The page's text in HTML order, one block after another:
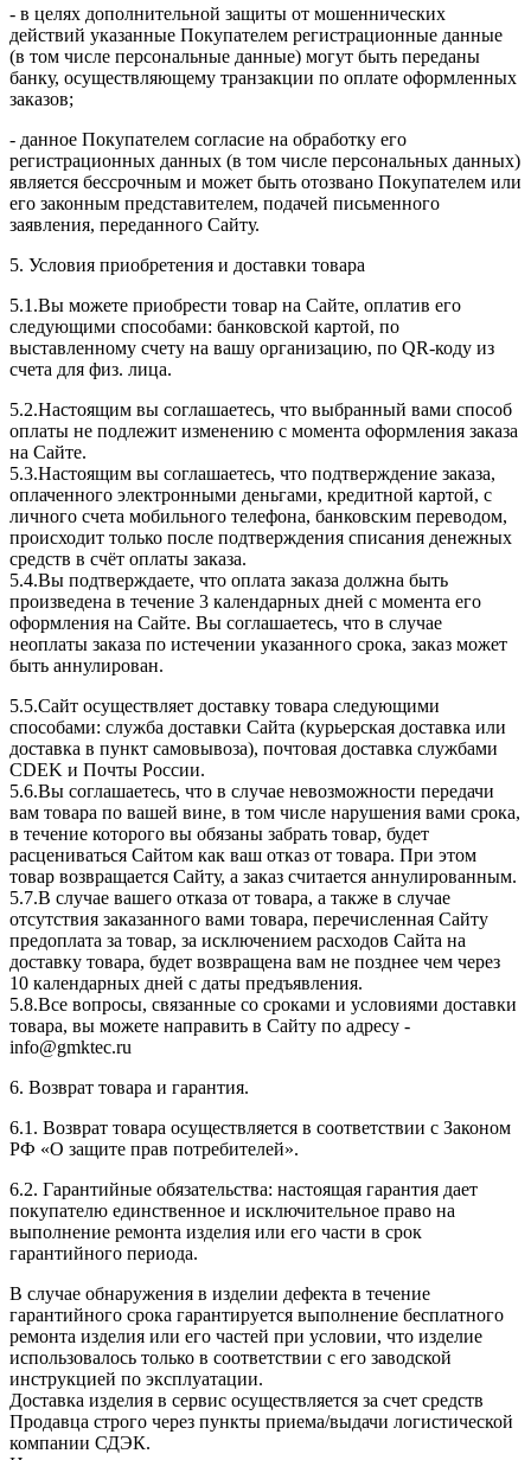
- в целях дополнительной защиты от мошеннических
действий указанные Покупателем регистрационные данные
(в том числе персональные данные) могут быть переданы
банку, осуществляющему транзакции по оплате оформленных
заказов;
- данное Покупателем согласие на обработку его
регистрационных данных (в том числе персональных данных)
является бессрочным и может быть отозвано Покупателем или
его законным представителем, подачей письменного
заявления, переданного Сайту.
5. Условия приобретения и доставки товара
5.1.Вы можете приобрести товар на Сайте, оплатив его
следующими способами: банковской картой, по
выставленному счету на вашу организацию, по QR-коду из
счета для физ. лица.
5.2.Настоящим вы соглашаетесь, что выбранный вами способ
оплаты не подлежит изменению с момента оформления заказа
на Сайте.
5.3.Настоящим вы соглашаетесь, что подтверждение заказа,
оплаченного электронными деньгами, кредитной картой, с
личного счета мобильного телефона, банковским переводом,
происходит только после подтверждения списания денежных
средств в счёт оплаты заказа.
5.4.Вы подтверждаете, что оплата заказа должна быть
произведена в течение 3 календарных дней с момента его
оформления на Сайте. Вы соглашаетесь, что в случае
неоплаты заказа по истечении указанного срока, заказ может
быть аннулирован.
5.5.Сайт осуществляет доставку товара следующими
способами: служба доставки Сайта (курьерская доставка или
доставка в пункт самовывоза), почтовая доставка службами
CDEK и Почты России.
5.6.Вы соглашаетесь, что в случае невозможности передачи
вам товара по вашей вине, в том числе нарушения вами срока,
в течение которого вы обязаны забрать товар, будет
расцениваться Сайтом как ваш отказ от товара. При этом
товар возвращается Сайту, а заказ считается аннулированным.
5.7.В случае вашего отказа от товара, а также в случае
отсутствия заказанного вами товара, перечисленная Сайту
предоплата за товар, за исключением расходов Сайта на
доставку товара, будет возвращена вам не позднее чем через
10 календарных дней с даты предъявления.
5.8.Все вопросы, связанные со сроками и условиями доставки
товара, вы можете направить в Сайту по адресу -
info@gmktec.ru
6. Возврат товара и гарантия.
6.1. Возврат товара осуществляется в соответствии с Законом
РФ «О защите прав потребителей».
6.2. Гарантийные обязательства: настоящая гарантия дает
покупателю единственное и исключительное право на
выполнение ремонта изделия или его части в срок
гарантийного периода.
В случае обнаружения в изделии дефекта в течение
гарантийного срока гарантируется выполнение бесплатного
ремонта изделия или его частей при условии, что изделие
использовалось только в соответствии с его заводской
инструкцией по эксплуатации.
Доставка изделия в сервис осуществляется за счет средств
Продавца строго через пункты приема/выдачи логистической
компании СДЭК.